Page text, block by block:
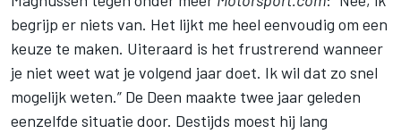
begrijp er niets van. Het lijkt me heel eenvoudig om een
keuze te maken. Uiteraard is het frustrerend wanneer
je niet weet wat je volgend jaar doet. Ik wil dat zo snel
mogelijk weten.” De Deen maakte twee jaar geleden
eenzelfde situatie door. Destijds moest hij lang